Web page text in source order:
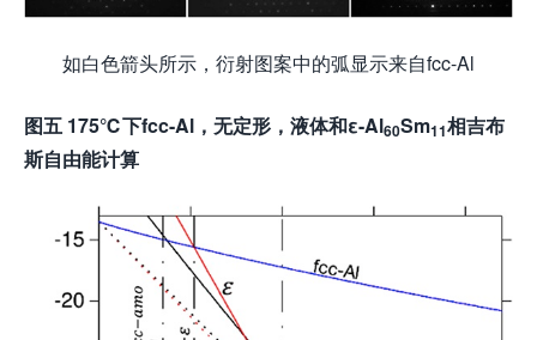
如白色箭头所示，衍射图案中的弧显示来自fcc-Al
图五 175℃下fcc-Al ，无定形，液体和ε-Al60Sm11相吉布
斯自由能计算